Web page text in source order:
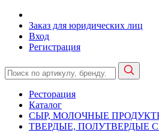
Заказ для юридических лиц
Вход
Регистрация
Ресторация
Каталог
СЫР, МОЛОЧНЫЕ
ТВЕРДЫЕ, ПОЛУТВЕРДЫЕ